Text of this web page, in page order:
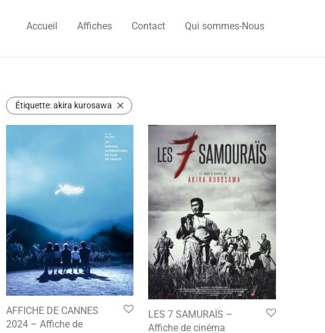
Accueil Affiches Contact Qui sommes-Nous
Étiquette:akira kurosawa
AFFICHE DE CANNES
2024 – Affiche de
LES 7 SAMURAÏS –
Affiche de cinéma